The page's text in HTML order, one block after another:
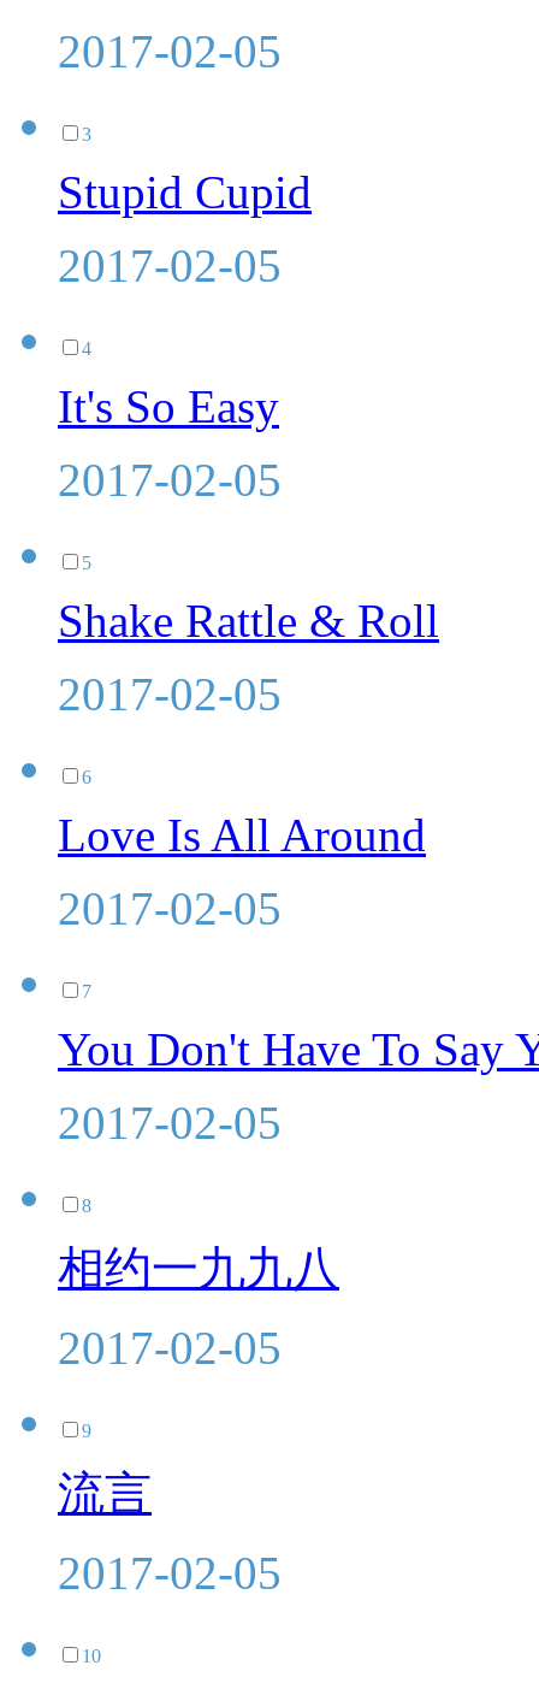
2017-02-05
3
Stupid Cupid
2017-02-05
4
It's So Easy
2017-02-05
5
Shake Rattle & Roll
2017-02-05
6
Love Is All Around
2017-02-05
7
You Don't Have To Say
2017-02-05
8
相约一九九八
2017-02-05
9
流言
2017-02-05
10